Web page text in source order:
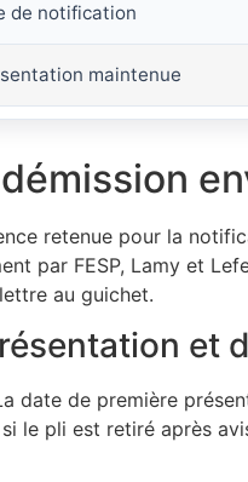
de notification
maintenue
retenue pour la
par FESP, Lamy et
au guichet.
date de première
le pli est retiré après